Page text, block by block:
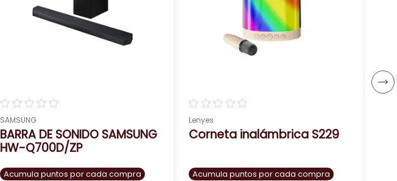
☆☆☆☆☆
SAMSUNG
BARRA DE SONIDO SAMSUNG
HW-Q700D/ZP
Acumula puntos por cada compra
☆☆☆☆☆
Lenyes
Corneta inalámbrica S229
Acumula puntos por cada compra
－